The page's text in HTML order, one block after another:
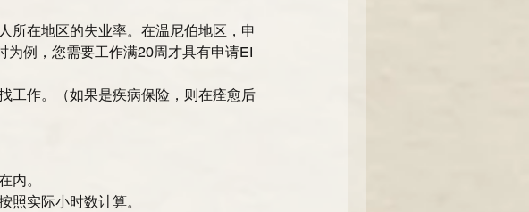
所在地区的失业率。在温尼伯地区，申
例，您需要工作满20周才具有申请EI
工作。（如果是疾病保险，则在痊愈后
内。
照实际小时数计算。